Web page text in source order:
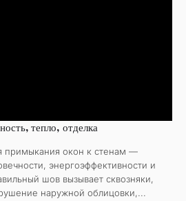
тепло, отделка
примыкания окон к стенам —
энергоэффективности и
шов вызывает сквозняки,
наружной облицовки,...